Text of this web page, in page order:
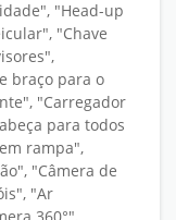
"Head-up
"Chave
braço para o
"Carregador
para todos
rampa",
"Câmera de
"Ar